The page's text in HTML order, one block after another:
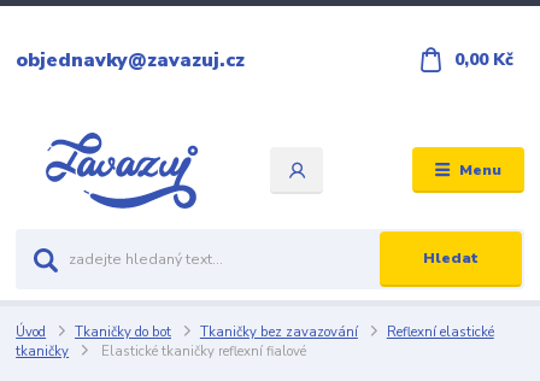
Menu
Hledat
objednavky@zavazuj.cz 0,00 Kč
Úvod Tkaničky do bot Tkaničky bez zavazování
Reflexní elastické
tkaničky
Elastické tkaničky reflexní fialové